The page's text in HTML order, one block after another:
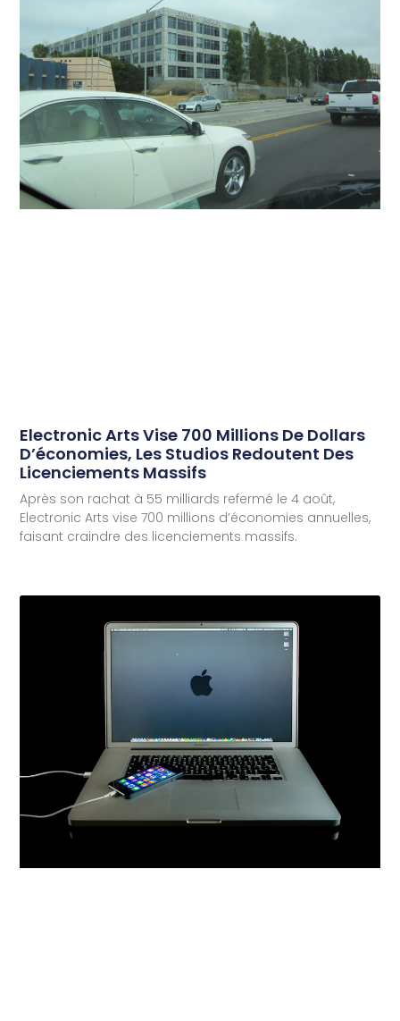
Electronic Arts Vise 700 Millions De Dollars
D’économies, Les Studios Redoutent Des
Licenciements Massifs
Après son rachat à 55 milliards refermé le 4 août,
Electronic Arts vise 700 millions d’économies annuelles,
faisant craindre des licenciements massifs.